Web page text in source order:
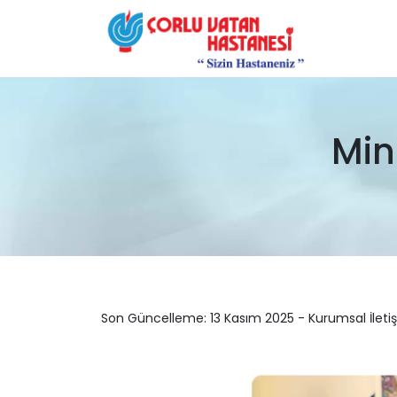
Son Güncelleme: 13 Kasım 2025 - Kurumsal